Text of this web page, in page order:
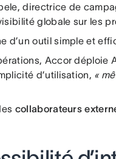
directrice de
globale sur les
d’un outil simple et
Accor déploie
d’utilisation, «
collaborateurs